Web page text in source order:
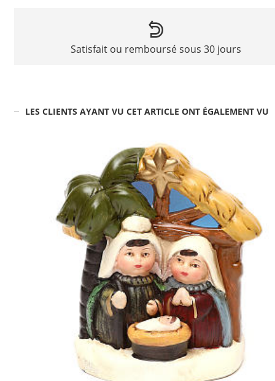
Satisfait ou remboursé sous 30 jours
LES CLIENTS AYANT VU CET ARTICLE ONT ÉGALEMENT VU